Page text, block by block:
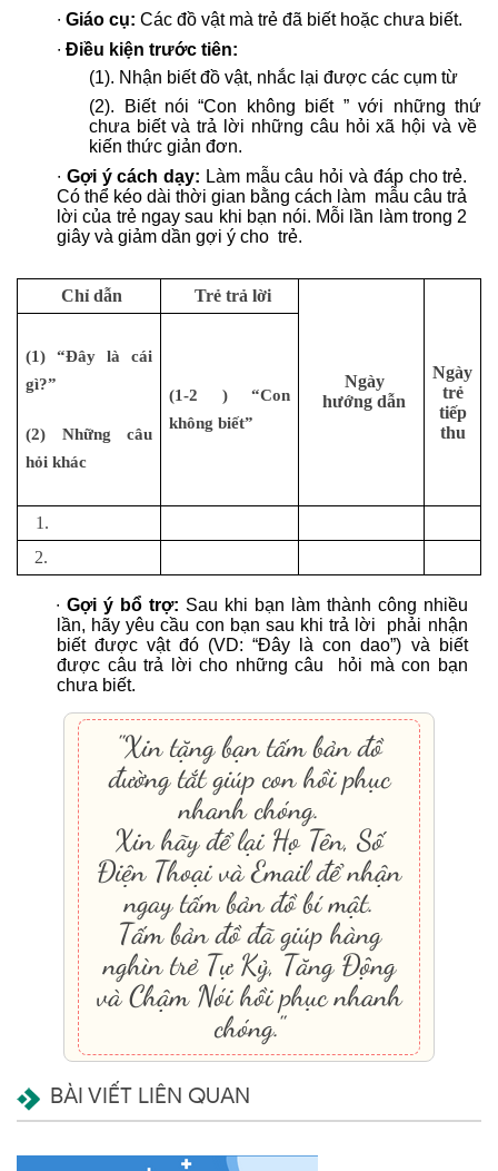
∙ Giáo cụ: Các đồ vật mà trẻ đã biết hoặc chưa biết.
∙ Điều kiện trước tiên:
(1). Nhận biết đồ vật, nhắc lại được các cụm từ
(2). Biết nói “Con không biết ” với những thứ
chưa biết và trả lời những câu hỏi xã hội và về
kiến thức giản đơn.
∙ Gợi ý cách dạy: Làm mẫu câu hỏi và đáp cho trẻ.
Có thể kéo dài thời gian bằng cách làm mẫu câu trả
lời của trẻ ngay sau khi bạn nói. Mỗi lần làm trong 2
giây và giảm dần gợi ý cho trẻ.
Chỉ dẫn Trẻ trả lời
Ngày
hướng dẫn
Ngày
trẻ
tiếp
thu
(1) “Đây là cái
gì?”
(2) Những câu
hỏi khác
(1-2 ) “Con
không biết”
1.
2.
∙ Gợi ý bổ trợ: Sau khi bạn làm thành công nhiều
lần, hãy yêu cầu con bạn sau khi trả lời phải nhận
biết được vật đó (VD: “Đây là con dao”) và biết
được câu trả lời cho những câu hỏi mà con bạn
chưa biết.
"Xin tặng bạn tấm bản đồ
đường tắt giúp con hồi phục
nhanh chóng.
Xin hãy để lại Họ Tên, Số
Điện Thoại và Email để nhận
ngay tấm bản đồ bí mật.
Tấm bản đồ đã giúp hàng
nghìn trẻ Tự Kỷ, Tăng Động
và Chậm Nói hồi phục nhanh
chóng."
BÀI VIẾT LIÊN QUAN